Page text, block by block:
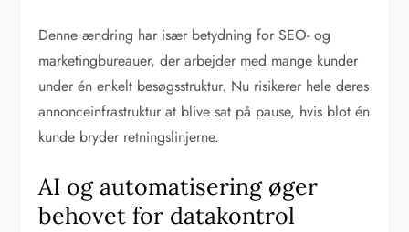
Denne ændring har især betydning for SEO- og
marketingbureauer, der arbejder med mange kunder
under én enkelt besøgsstruktur. Nu risikerer hele deres
annonceinfrastruktur at blive sat på pause, hvis blot én
kunde bryder retningslinjerne.
AI og automatisering øger
behovet for datakontrol